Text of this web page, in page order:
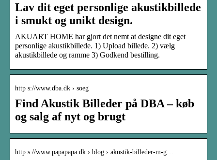
Lav dit eget personlige akustikbillede
i smukt og unikt design.
AKUART HOME har gjort det nemt at designe dit eget
personlige akustikbillede. 1) Upload billede. 2) vælg
akustikbillede og ramme 3) Godkend bestilling.
http s://www.dba.dk › soeg
Find Akustik Billeder på DBA – køb
og salg af nyt og brugt
http s://www.papapapa.dk › blog › akustik-billeder-m-g…